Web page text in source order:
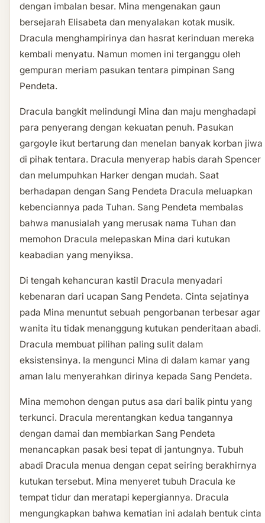
dengan imbalan besar. Mina mengenakan gaun
bersejarah Elisabeta dan menyalakan kotak musik.
Dracula menghampirinya dan hasrat kerinduan mereka
kembali menyatu. Namun momen ini terganggu oleh
gempuran meriam pasukan tentara pimpinan Sang
Pendeta.
Dracula bangkit melindungi Mina dan maju menghadapi
para penyerang dengan kekuatan penuh. Pasukan
gargoyle ikut bertarung dan menelan banyak korban jiwa
di pihak tentara. Dracula menyerap habis darah Spencer
dan melumpuhkan Harker dengan mudah. Saat
berhadapan dengan Sang Pendeta Dracula meluapkan
kebenciannya pada Tuhan. Sang Pendeta membalas
bahwa manusialah yang merusak nama Tuhan dan
memohon Dracula melepaskan Mina dari kutukan
keabadian yang menyiksa.
Di tengah kehancuran kastil Dracula menyadari
kebenaran dari ucapan Sang Pendeta. Cinta sejatinya
pada Mina menuntut sebuah pengorbanan terbesar agar
wanita itu tidak menanggung kutukan penderitaan abadi.
Dracula membuat pilihan paling sulit dalam
eksistensinya. Ia mengunci Mina di dalam kamar yang
aman lalu menyerahkan dirinya kepada Sang Pendeta.
Mina memohon dengan putus asa dari balik pintu yang
terkunci. Dracula merentangkan kedua tangannya
dengan damai dan membiarkan Sang Pendeta
menancapkan pasak besi tepat di jantungnya. Tubuh
abadi Dracula menua dengan cepat seiring berakhirnya
kutukan tersebut. Mina menyeret tubuh Dracula ke
tempat tidur dan meratapi kepergiannya. Dracula
mengungkapkan bahwa kematian ini adalah bentuk cinta